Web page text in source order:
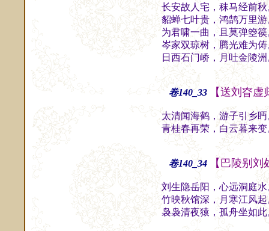
长安故人宅，秣马经前
貂蝉七叶贵，鸿鹄万里
为君啸一曲，且莫弹箜
岑家双琼树，腾光难为
日西石门峤，月吐金陵
卷140_33 【送刘昚
太清闻海鹤，游子引乡
青桂春再荣，白云暮来
卷140_34 【巴陵别刘
刘生隐岳阳，心远洞庭
竹映秋馆深，月寒江风
袅袅清夜猿，孤舟坐如